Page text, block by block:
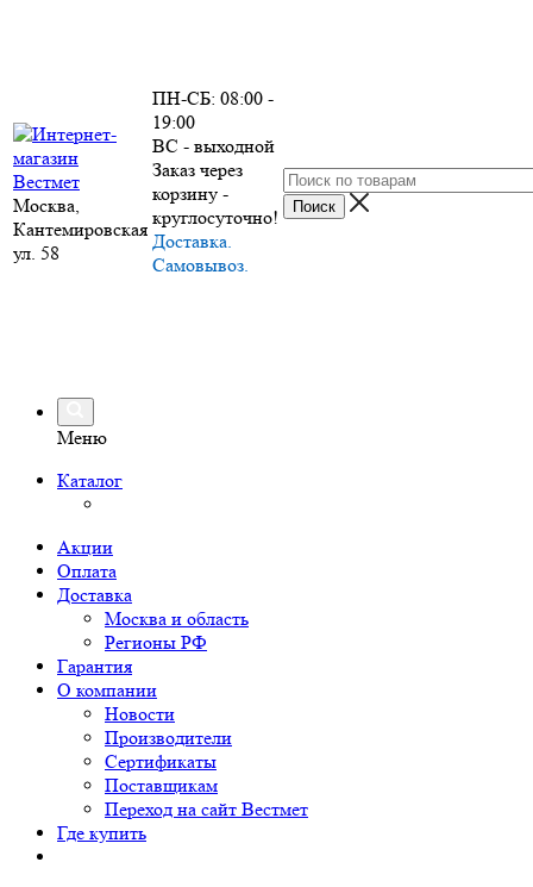
Москва,
Кантемировская
ул. 58
ПН-СБ: 08:00 -
19:00
ВС - выходной
Заказ через
корзину -
круглосуточно!
Доставка.
Самовывоз.
Меню
Каталог
Акции
Оплата
Доставка
Москва и область
Регионы РФ
Гарантия
О компании
Новости
Производители
Сертификаты
Поставщикам
Переход на сайт Вестмет
Где купить